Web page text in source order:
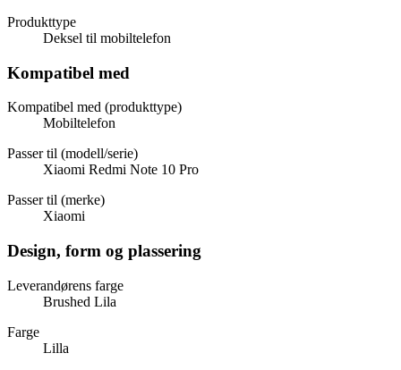
Produkttype
Deksel til mobiltelefon
Kompatibel med
Kompatibel med (produkttype)
Mobiltelefon
Passer til (modell/serie)
Xiaomi Redmi Note 10 Pro
Passer til (merke)
Xiaomi
Design, form og plassering
Leverandørens farge
Brushed Lila
Farge
Lilla